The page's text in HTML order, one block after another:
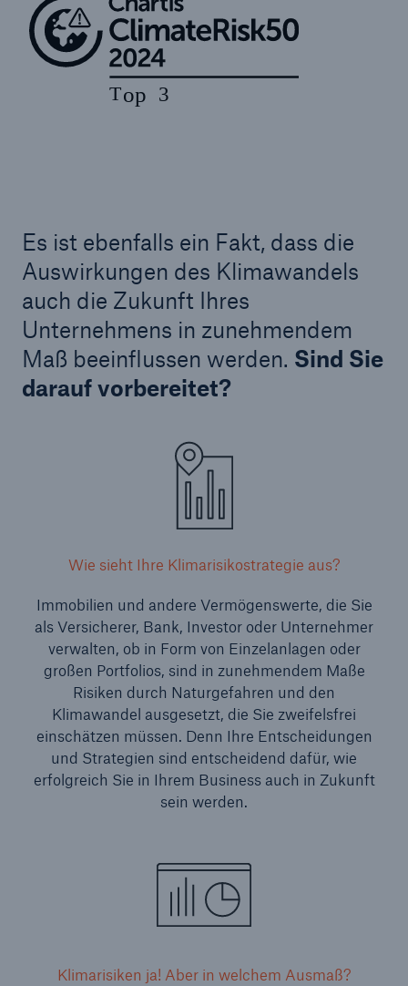
Es ist ebenfalls ein Fakt, dass die
Auswirkungen des Klimawandels
auch die Zukunft Ihres
Unternehmens in zunehmendem
Maß beeinflussen werden. Sind Sie
darauf vorbereitet?
Wie sieht Ihre Klimarisikostrategie aus?
Immobilien und andere Vermögenswerte, die Sie
als Versicherer, Bank, Investor oder Unternehmer
verwalten, ob in Form von Einzelanlagen oder
großen Portfolios, sind in zunehmendem Maße
Risiken durch Naturgefahren und den
Klimawandel ausgesetzt, die Sie zweifelsfrei
einschätzen müssen. Denn Ihre Entscheidungen
und Strategien sind entscheidend dafür, wie
erfolgreich Sie in Ihrem Business auch in Zukunft
sein werden.
Klimarisiken ja! Aber in welchem Ausmaß?